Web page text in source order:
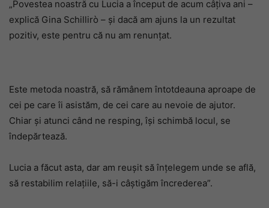
„Povestea noastră cu Lucia a început de acum câțiva ani –
explică Gina Schillirò – și dacă am ajuns la un rezultat
pozitiv, este pentru că nu am renunțat.
Este metoda noastră, să rămânem întotdeauna aproape de
cei pe care îi asistăm, de cei care au nevoie de ajutor.
Chiar și atunci când ne resping, își schimbă locul, se
îndepărtează.
Lucia a făcut asta, dar am reușit să înțelegem unde se află,
să restabilim relațiile, să-i câștigăm încrederea”.